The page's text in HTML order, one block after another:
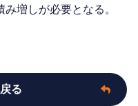
増しが必要となる。
る